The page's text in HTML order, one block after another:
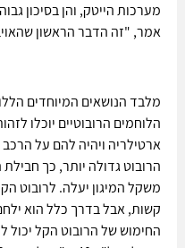
מערכות הייטק, והן בסיכון
אמר, "זה הדבר הראשון
מלבד הנושאים המיוחדים
הלוחמים הרובוטיים יוכלו
ארטילריה ויהיה להם על
הרובוט גדולה יותר, כך חבילת
משקל המיגון יעלה. לרובוט
קשות, אבל בדרך כלל הוא